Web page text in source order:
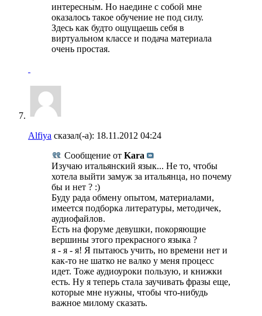
интересным. Но наедине с собой мне
оказалось такое обучение не под силу.
Здесь как будто ощущаешь себя в
виртуальном классе и подача материала
очень простая.
Alfiya сказал(-а): 18.11.2012 04:24
Сообщение от Kara
Изучаю итальянский язык... Не то, чтобы
хотела выйти замуж за итальянца, но почему
бы и нет ? :)
Буду рада обмену опытом, материалами,
имеется подборка литературы, методичек,
аудиофайлов.
Есть на форуме девушки, покоряющие
вершины этого прекрасного языка ?
я - я - я! Я пытаюсь учить, но времени нет и
как-то не шатко не валко у меня процесс
идет. Тоже аудиоуроки пользую, и книжки
есть. Ну я теперь стала заучивать фразы еще,
которые мне нужны, чтобы что-нибудь
важное милому сказать.